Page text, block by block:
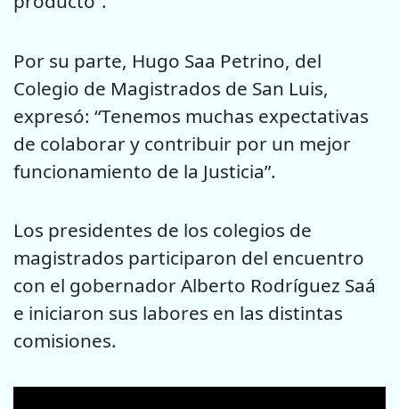
Por su parte, Hugo Saa Petrino, del
Colegio de Magistrados de San Luis,
expresó: “Tenemos muchas expectativas
de colaborar y contribuir por un mejor
funcionamiento de la Justicia”.
Los presidentes de los colegios de
magistrados participaron del encuentro
con el gobernador Alberto Rodríguez Saá
e iniciaron sus labores en las distintas
comisiones.